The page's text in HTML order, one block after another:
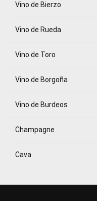
Vino de Bierzo
Vino de Rueda
Vino de Toro
Vino de Borgoña
Vino de Burdeos
Champagne
Cava